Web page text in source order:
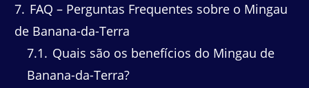
7 FAQ – Perguntas Frequentes sobre o Mingau
de Banana-da-Terra
7.1
Quais são os benefícios do Mingau de
Banana-da-Terra?